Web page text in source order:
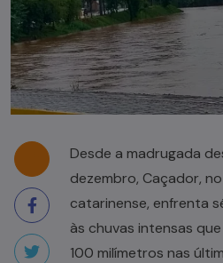
Desde a madrugada
dezembro, Caçador,
catarinense, enfrenta
às chuvas intensas
100 milímetros nas